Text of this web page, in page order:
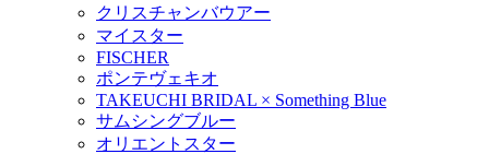
クリスチャンバウアー
マイスター
FISCHER
ポンテヴェキオ
TAKEUCHI BRIDAL × Something Blue
サムシングブルー
オリエントスター